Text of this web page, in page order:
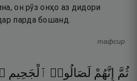
он рӯз онҳо аз дидори
парда бошанд.
тафсир
ثُمَّ إِنَّهُمْ لَصَالُوا۟ ٱلْجَحِيمِ ۝